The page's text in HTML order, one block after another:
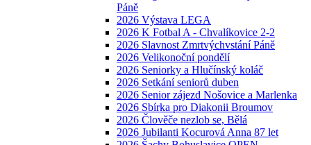
Páně
2026 Výstava LEGA
2026 K Fotbal A - Chvalíkovice 2-2
2026 Slavnost Zmrtvýchvstání Páně
2026 Velikonoční pondělí
2026 Seniorky a Hlučínský koláč
2026 Setkání seniorů duben
2026 Senior zájezd Nošovice a Marlenka
2026 Sbírka pro Diakonii Broumov
2026 Člověče nezlob se, Bělá
2026 Jubilanti Kocurová Anna 87 let